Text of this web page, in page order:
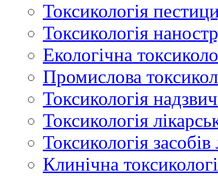
Токсикологія
Токсикологія
Екологічна
Промислова
Токсикологія
Токсикологія
Токсикологія
Клинічна